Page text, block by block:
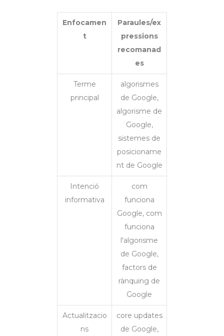
Enfocamen
t
Paraules/ex
pressions
recomanad
es
Terme
principal
algorismes
de Google,
algorisme de
Google,
sistemes de
posicioname
nt de Google
Intenció
informativa
com
funciona
Google, com
funciona
l'algorisme
de Google,
factors de
rànquing de
Google
Actualitzacio
ns
core updates
de Google,